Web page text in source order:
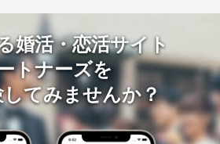
婚活・恋活サイト
トナーズを
てみませんか？